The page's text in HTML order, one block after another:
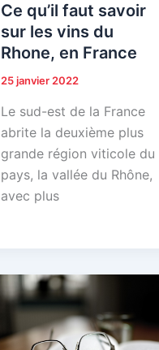
Ce qu’il faut savoir
sur les vins du
Rhone, en France
25 janvier 2022
Le sud-est de la France
abrite la deuxième plus
grande région viticole du
pays, la vallée du Rhône,
avec plus